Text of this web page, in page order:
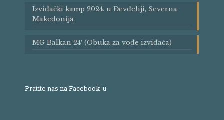
Izviđački kamp 2024. u Đevđeliji, Severna
Makedonija
MG Balkan 24′ (Obuka za vođe izviđača)
Pratite nas na Facebook-u